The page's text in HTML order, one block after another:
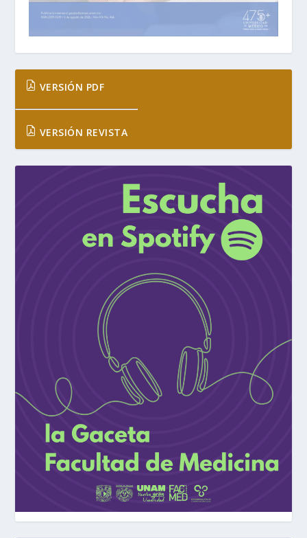
VERSIÓN PDF
VERSIÓN REVISTA